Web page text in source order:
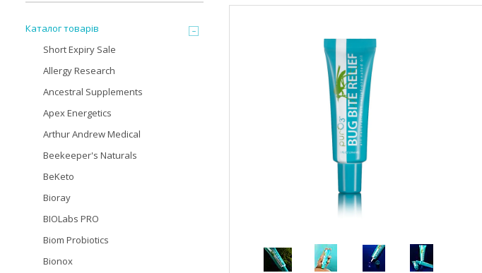
Каталог товарів
Short Expiry Sale
Allergy Research
Ancestral Supplements
Apex Energetics
Arthur Andrew Medical
Beekeeper's Naturals
BeKeto
Bioray
BIOLabs PRO
Biom Probiotics
Bionox